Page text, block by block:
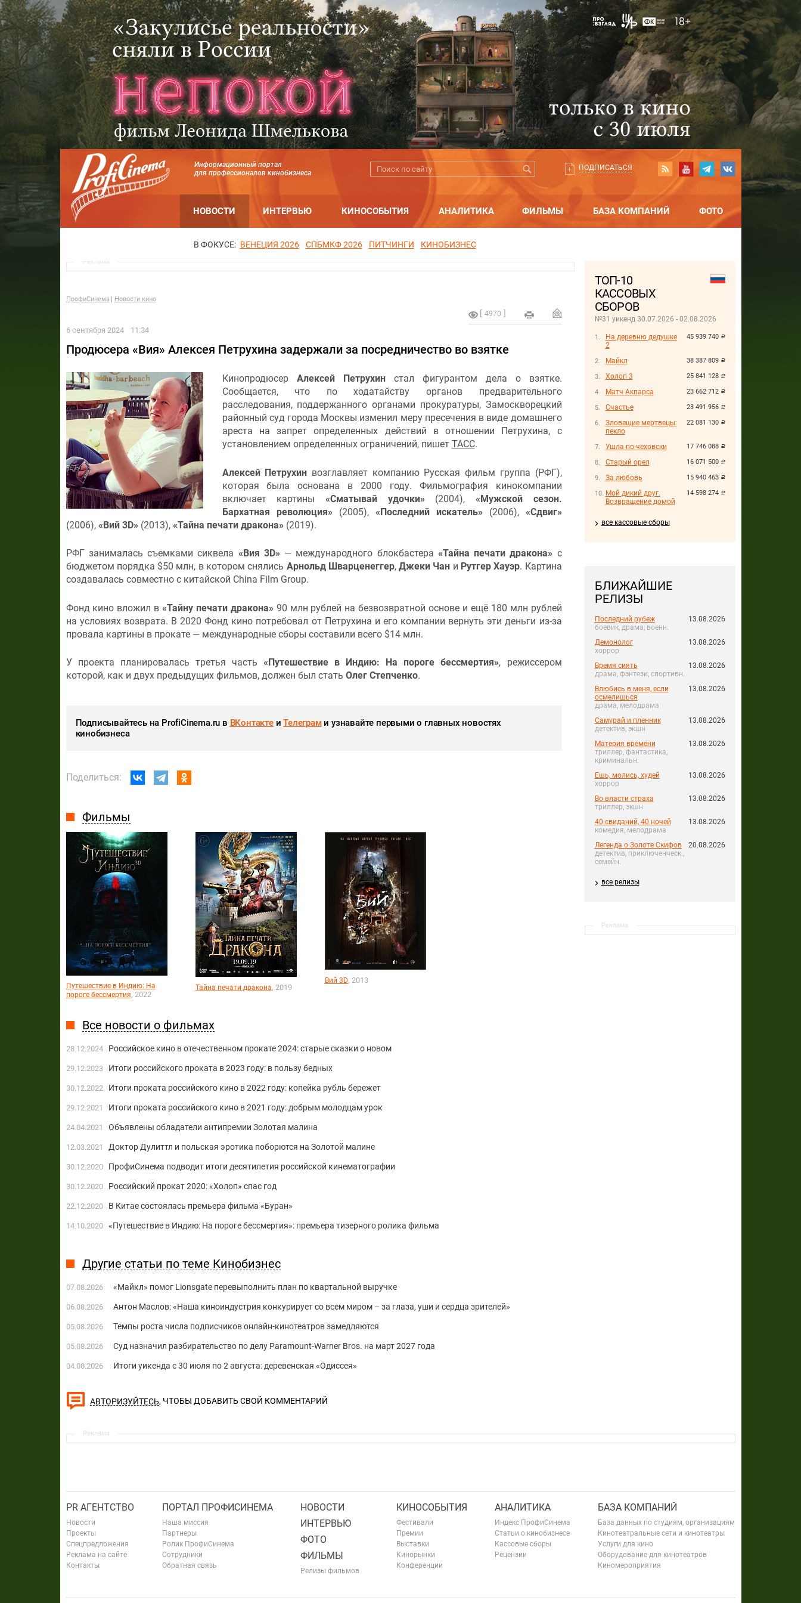
Информационный портал
для профессионалов кинобизнеса
ПОДПИСАТЬСЯ
НОВОСТИ ИНТЕРВЬЮ КИНОСОБЫТИЯ АНАЛИТИКА ФИЛЬМЫ БАЗА КОМПАНИЙ ФОТО
В ФОКУСЕ: ВЕНЕЦИЯ 2026 СПБМКФ 2026 ПИТЧИНГИ КИНОБИЗНЕС
ТОП-10
КАССОВЫХ
СБОРОВ
№31 уикенд 30.07.2026 - 02.08.2026
45 939 740 руб.
На деревню дедушке
2
38 387 809 руб.
Майкл
25 841 128 руб.
Холоп 3
23 662 712 руб.
Матч Акпарса
23 491 956 руб.
Счастье
22 081 130 руб.
Зловещие мертвецы:
пекло
17 746 088 руб.
Ушла по-чеховски
16 071 500 руб.
Старый орел
15 940 463 руб.
За любовь
14 598 274 руб.
Мой дикий друг.
Возвращение домой
все кассовые сборы
БЛИЖАЙШИЕ
РЕЛИЗЫ
Последний рубеж
боевик, драма, военн.
13.08.2026
Демонолог
хоррор
13.08.2026
Время сиять
драма, фэнтези, спортивн.
13.08.2026
Влюбись в меня, если
осмелишься
драма, мелодрама
13.08.2026
Самурай и пленник
детектив, экшн
13.08.2026
Материя времени
триллер, фантастика,
криминальн.
13.08.2026
Ешь, молись, худей
хоррор
13.08.2026
Во власти страха
триллер, экшн
13.08.2026
40 свиданий, 40 ночей
комедия, мелодрама
13.08.2026
Легенда о Золоте Скифов
детектив, приключенческ.,
семейн.
20.08.2026
все релизы
Реклама
Реклама
ПрофиСинема Новости кино
4970
6 сентября 2024 11:34
Продюсера «Вия» Алексея Петрухина задержали за посредничество во взятке
Кинопродюсер Алексей Петрухин стал фигурантом дела о взятке.
Сообщается, что по ходатайству органов предварительного
расследования, поддержанного органами прокуратуры, Замоскворецкий
районный суд города Москвы изменил меру пресечения в виде домашнего
ареста на запрет определенных действий в отношении Петрухина, с
установлением определенных ограничений, пишет ТАСС.
Алексей Петрухин возглавляет компанию Русская фильм группа (РФГ),
которая была основана в 2000 году. Фильмография кинокомпании
включает картины «Сматывай удочки» (2004), «Мужской сезон.
Бархатная революция» (2005), «Последний искатель» (2006), «Сдвиг»
(2006),«Вий 3D» (2013), «Тайна печати дракона» (2019).
РФГ занималась съемками сиквела «Вия 3D» — международного блокбастера «Тайна печати дракона» с
бюджетом порядка $50 млн, в котором снялись Арнольд Шварценеггер,Джеки Чан и Рутгер Хауэр. Картина
создавалась совместно с китайской China Film Group.
Фонд кино вложил в«Тайну печати дракона» 90 млн рублей на безвозвратной основе и ещё 180 млн рублей
на условиях возврата. В 2020 Фонд кино потребовал от Петрухина и его компании вернуть эти деньги из-за
провала картины в прокате — международные сборы составили всего $14 млн.
У проекта планировалась третья часть «Путешествие в Индию: На пороге бессмертия», режиссером
которой, как и двух предыдущих фильмов, должен был стать Олег Степченко.
Подписывайтесь на ProfiCinema.ru в ВКонтактеиТелеграми узнавайте первыми о главных новостях
кинобизнеса
Поделиться:
Фильмы
Путешествие в Индию: На
пороге бессмертия, 2022
Тайна печати дракона, 2019
Вий 3D, 2013
Все новости о фильмах
28.12.2024 Российское кино в отечественном прокате 2024: старые сказки о новом
29.12.2023 Итоги российского проката в 2023 году: в пользу бедных
30.12.2022 Итоги проката российского кино в 2022 году: копейка рубль бережет
29.12.2021 Итоги проката российского кино в 2021 году: добрым молодцам урок
24.04.2021 Объявлены обладатели антипремии Золотая малина
12.03.2021 Доктор Дулиттл и польская эротика поборются на Золотой малине
30.12.2020 ПрофиСинема подводит итоги десятилетия российской кинематографии
30.12.2020 Российский прокат 2020: «Холоп» спас год
22.12.2020 В Китае состоялась премьера фильма «Буран»
14.10.2020 «Путешествие в Индию: На пороге бессмертия»: премьера тизерного ролика фильма
Другие статьи по теме Кинобизнес
07.08.2026 «Майкл» помог Lionsgate перевыполнить план по квартальной выручке
06.08.2026 Антон Маслов: «Наша киноиндустрия конкурирует со всем миром – за глаза, уши и сердца зрителей»
05.08.2026 Темпы роста числа подписчиков онлайн-кинотеатров замедляются
05.08.2026 Суд назначил разбирательство по делу Paramount-Warner Bros. на март 2027 года
04.08.2026 Итоги уикенда с 30 июля по 2 августа: деревенская «Одиссея»
АВТОРИЗУЙТЕСЬ, ЧТОБЫ ДОБАВИТЬ СВОЙ КОММЕНТАРИЙ
Реклама
PR АГЕНТСТВО
Новости
Проекты
Спецпредложения
Реклама на сайте
Контакты
ПОРТАЛ ПРОФИСИНЕМА
Наша миссия
Партнеры
Ролик ПрофиСинема
Сотрудники
Обратная связь
НОВОСТИ
ИНТЕРВЬЮ
ФОТО
ФИЛЬМЫ
Релизы фильмов
КИНОСОБЫТИЯ
Фестивали
Премии
Выставки
Кинорынки
Конференции
АНАЛИТИКА
Индекс ПрофиСинема
Статьи о кинобизнесе
Кассовые сборы
Рецензии
БАЗА КОМПАНИЙ
База данных по студиям, организациям
Кинотеатральные сети и кинотеатры
Услуги для кино
Оборудование для кинотеатров
Киномероприятия